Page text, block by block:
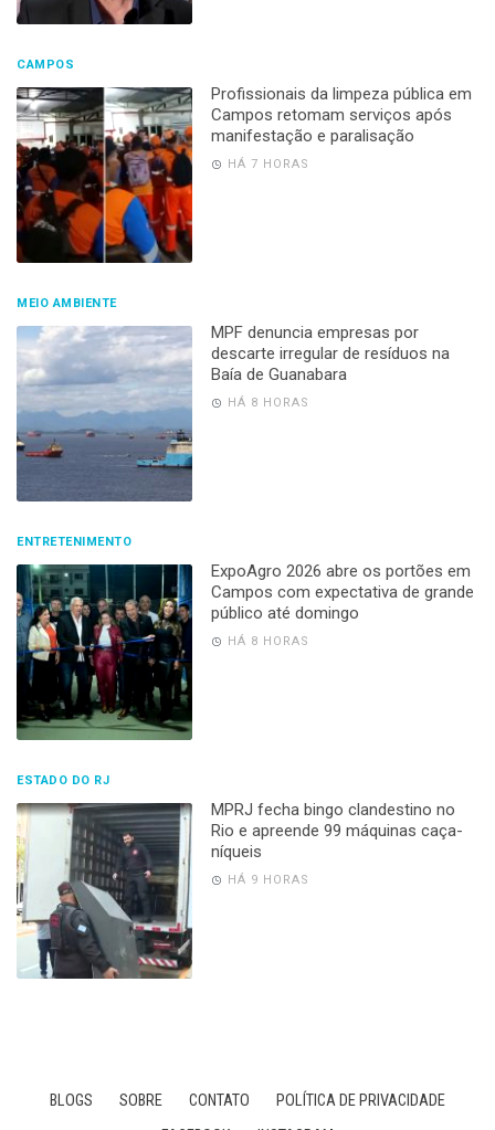
CAMPOS
Profissionais da limpeza pública em
Campos retomam serviços após
manifestação e paralisação
HÁ 7 HORAS
MEIO AMBIENTE
MPF denuncia empresas por
descarte irregular de resíduos na
Baía de Guanabara
HÁ 8 HORAS
ENTRETENIMENTO
ExpoAgro 2026 abre os portões em
Campos com expectativa de grande
público até domingo
HÁ 8 HORAS
ESTADO DO RJ
MPRJ fecha bingo clandestino no
Rio e apreende 99 máquinas caça-
níqueis
HÁ 9 HORAS
BLOGS SOBRE CONTATO
POLÍTICA DE PRIVACIDADE